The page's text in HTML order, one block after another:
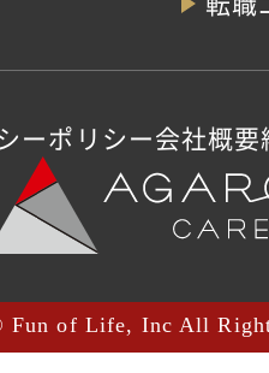
ーポリシー会社概要
Fun of Life, Inc All Right